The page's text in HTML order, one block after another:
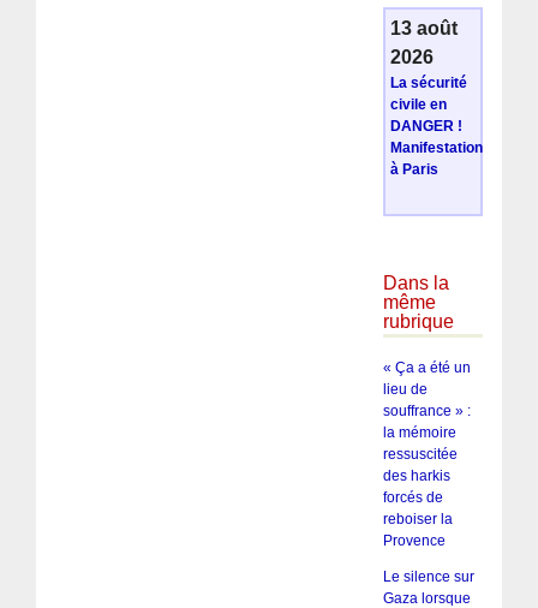
13 août
2026
La sécurité
civile en
DANGER !
Manifestation
à Paris
Dans la
même
rubrique
« Ça a été un
lieu de
souffrance » :
la mémoire
ressuscitée
des harkis
forcés de
reboiser la
Provence
Le silence sur
Gaza lorsque